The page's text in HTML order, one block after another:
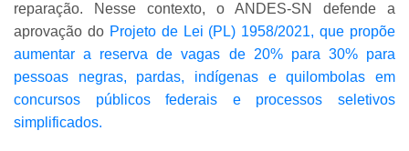
reparação. Nesse contexto, o ANDES-SN defende a
aprovação do Projeto de Lei (PL) 1958/2021, que propõe
aumentar a reserva de vagas de 20% para 30% para
pessoas negras, pardas, indígenas e quilombolas em
concursos públicos federais e processos seletivos
simplificados.